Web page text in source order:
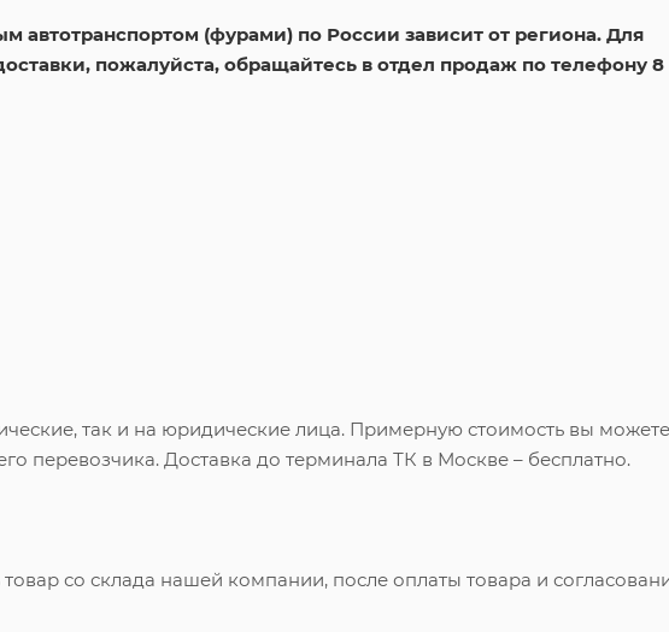
автотранспортом (фурами) по России зависит от региона. Для
пожалуйста, обращайтесь в отдел продаж по телефону 8
так и на юридические лица. Примерную стоимость вы можете
перевозчика. Доставка до терминала ТК в Москве – бесплатно.
со склада нашей компании, после оплаты товара и